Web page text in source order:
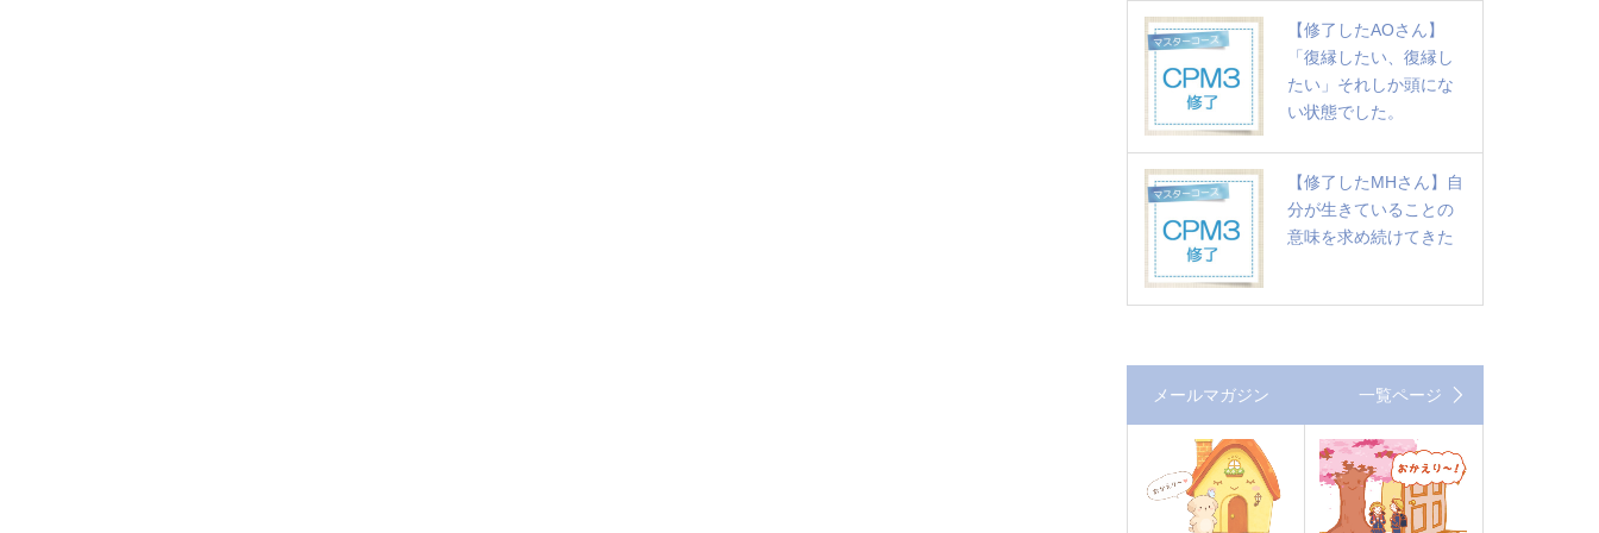
【修了したAOさん】
「復縁したい、復縁し
たい」それしか頭にな
い状態でした。
【修了したMHさん】自
分が生きていることの
意味を求め続けてきた
メールマガジン 一覧ページ